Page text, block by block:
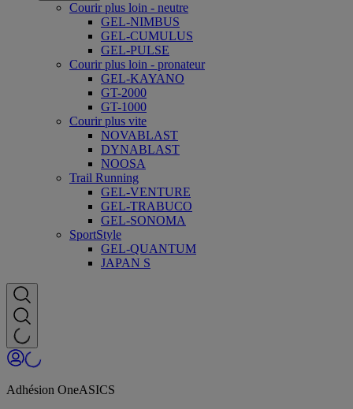
Courir plus loin - neutre
GEL-NIMBUS
GEL-CUMULUS
GEL-PULSE
Courir plus loin - pronateur
GEL-KAYANO
GT-2000
GT-1000
Courir plus vite
NOVABLAST
DYNABLAST
NOOSA
Trail Running
GEL-VENTURE
GEL-TRABUCO
GEL-SONOMA
SportStyle
GEL-QUANTUM
JAPAN S
Adhésion OneASICS